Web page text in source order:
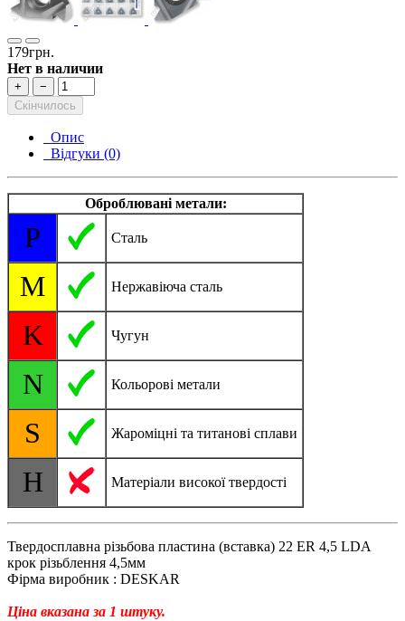
179грн.
Нет в наличии
+
−
Скінчилось
Опис
Відгуки (0)
Оброблювані метали:
P Сталь
M Нержавіюча сталь
K Чугун
N Кольорові метали
S Жароміцні та титанові сплави
H Матеріали високої твердості
Твердосплавна різьбова пластина (вставка) 22 ER 4,5 LDA
крок різьблення 4,5мм
Фірма виробник : DESKAR
Ціна вказана за 1 штуку.